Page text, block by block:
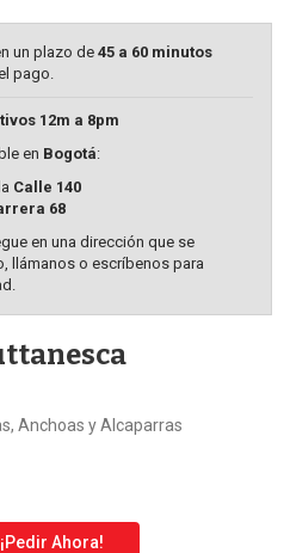
un plazo de 45 a 60 minutos
pago.
12m a 8pm
en Bogotá:
Calle 140
68
en una dirección que se
llámanos o escríbenos para
Anchoas y Alcaparras
¡Pedir Ahora!